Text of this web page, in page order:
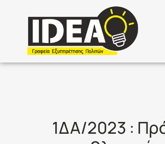
1ΔΑ/2023 :